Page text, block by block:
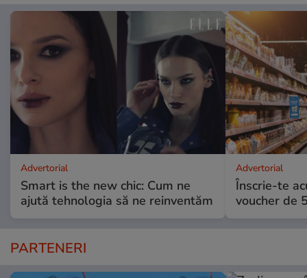
Advertorial
Smart is the new chic: Cum ne
ajută tehnologia să ne reinventăm
Advertorial
Înscrie-te
voucher de
PARTENERI